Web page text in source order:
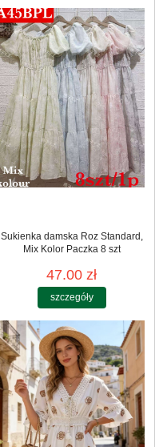
Sukienka damska Roz Standard,
Mix Kolor Paczka 8 szt
47.00 zł
szczegóły